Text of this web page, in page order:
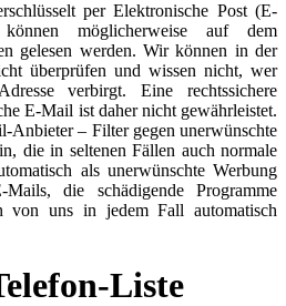
per Elektronische Post (E-
möglicherweise auf dem
gelesen werden. Wir können in der
überprüfen und wissen nicht, wer
verbirgt. Eine rechtssichere
E-Mail ist daher nicht gewährleistet.
Anbieter – Filter gegen unerwünschte
die in seltenen Fällen auch normale
als unerwünschte Werbung
die schädigende Programme
von uns in jedem Fall automatisch
Liste